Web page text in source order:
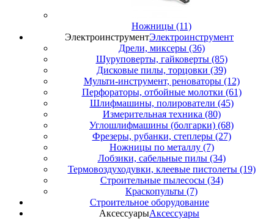
Ножницы (11)
ЭлектроинструментЭлектроинструмент
Дрели, миксеры (36)
Шуруповерты, гайковерты (85)
Дисковые пилы, торцовки (39)
Мульти-инструмент, реноваторы (12)
Перфораторы, отбойные молотки (61)
Шлифмашины, полирователи (45)
Измерительная техника (80)
Углошлифмашины (болгарки) (68)
Фрезеры, рубанки, степлеры (27)
Ножницы по металлу (7)
Лобзики, сабельные пилы (34)
Термовоздуходувки, клеевые пистолеты (19)
Строительные пылесосы (34)
Краскопульты (7)
Строительное оборудование
АксессуарыАксессуары